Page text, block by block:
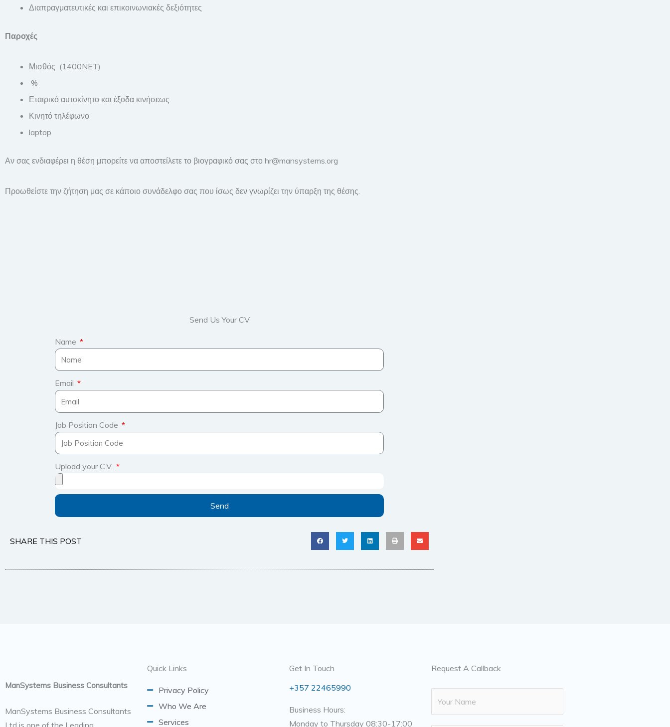
Διαπραγματευτικές και επικοινωνιακές δεξιότητες
Παροχές
Μισθός (1400NET)
%
Εταιρικό αυτοκίνητο και έξοδα κινήσεως
Κινητό τηλέφωνο
laptop
Αν σας ενδιαφέρει η θέση μπορείτε να αποστείλετε το βιογραφικό σας στο hr@mansystems.org
Προωθείστε την ζήτηση μας σε κάποιο συνάδελφο σας που ίσως δεν γνωρίζει την ύπαρξη της θέσης.
Send Us Your CV
Name
Email
Job Position Code
Upload your C.V.
Send
SHARE THIS POST
ManSystems Business Consultants
ManSystems Business Consultants
Quick Links
Privacy Policy
Who We Are
Services
Get In Touch
+357 22465990
Business Hours:
Monday to Thursday 08:30-17:00
Request A Callback
m